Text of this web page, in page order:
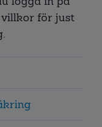
för just